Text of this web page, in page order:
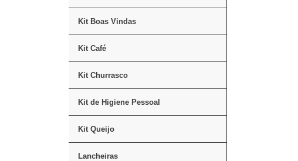
Kit Boas Vindas
Kit Café
Kit Churrasco
Kit de Higiene Pessoal
Kit Queijo
Lancheiras